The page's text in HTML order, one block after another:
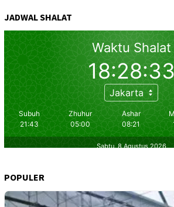
JADWAL SHALAT
POPULER